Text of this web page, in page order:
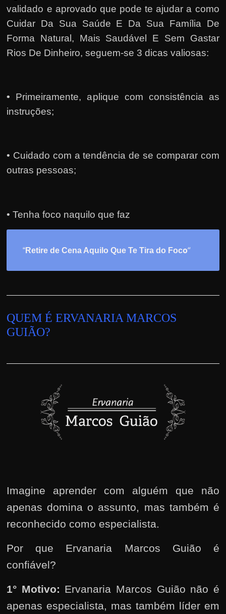
validado e aprovado que pode te ajudar a como
Cuidar Da Sua Saúde E Da Sua Família De
Forma Natural, Mais Saudável E Sem Gastar
Rios De Dinheiro, seguem-se 3 dicas valiosas:
• Primeiramente, aplique com consistência as
instruções;
• Cuidado com a tendência de se comparar com
outras pessoas;
• Tenha foco naquilo que faz
“Retire de Cena Aquilo Que Te Tira do Foco“
QUEM É ERVANARIA MARCOS
GUIÃO?
Imagine aprender com alguém que não
apenas domina o assunto, mas também é
reconhecido como especialista.
Por que Ervanaria Marcos Guião é
confiável?
1° Motivo: Ervanaria Marcos Guião não é
apenas especialista, mas também líder em